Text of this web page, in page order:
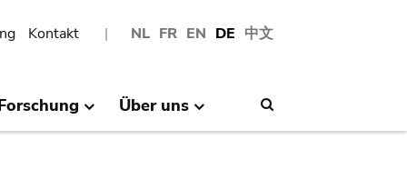
NL FR EN DE 中文
Kontakt
Über uns